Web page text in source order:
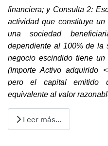
financiera; y Consulta 2:
actividad que constituye
una sociedad
dependiente al 100% de la
negocio escindido tiene
(Importe Activo adquirido
pero el capital emitido
equivalente al valor
Leer más…